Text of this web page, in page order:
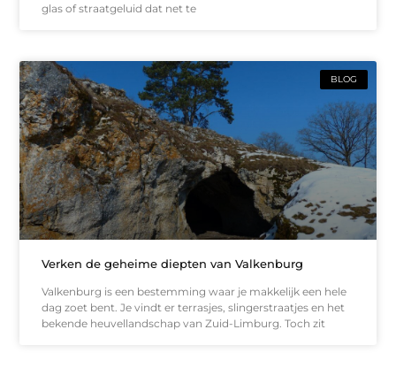
glas of straatgeluid dat net te
BLOG
Verken de geheime diepten van Valkenburg
Valkenburg is een bestemming waar je makkelijk een hele
dag zoet bent. Je vindt er terrasjes, slingerstraatjes en het
bekende heuvellandschap van Zuid-Limburg. Toch zit